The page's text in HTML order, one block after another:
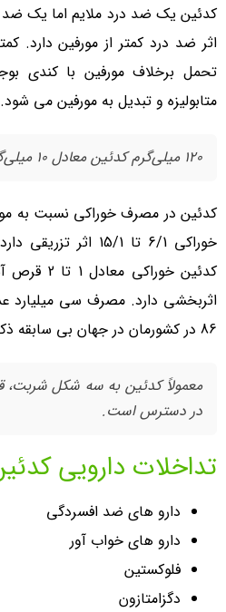
کدئین یک ضد درد ملایم اما یک
اثر ضد درد کمتر از مورفین دارد.
تحمل برخلاف مورفین با کندی
متابولیزه و تبدیل به مورفین می شود.
120 میلی‌گرم کدئین معادل 10 میلی‌گرم مورفین است.
کدئین در مصرف خوراکی نسبت به
اثربخشی دارد. مصرف سی میلیارد
86 در کشورمان در جهان بی سابقه ذکر شده است.
معمولاً کدئین به سه شکل
در دسترس است.
تداخلات دارویی
دارو های ضد افسردگی
دارو های خواب آور
فلوکستین
دگزامتازون